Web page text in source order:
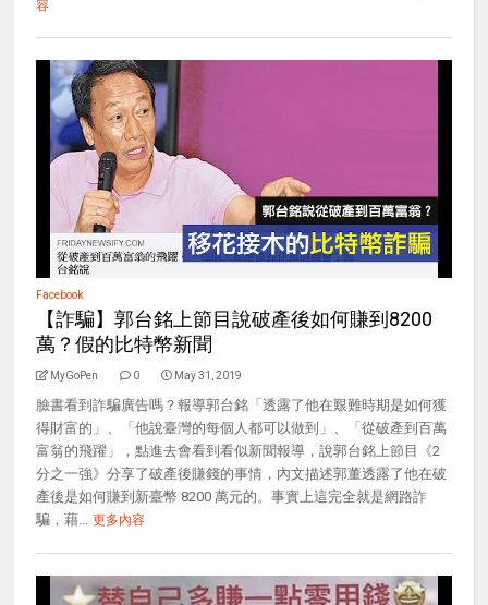
容
Facebook
【詐騙】郭台銘上節目說破產後如何賺到8200
萬？假的比特幣新聞
MyGoPen 0 May 31, 2019
臉書看到詐騙廣告嗎？報導郭台銘「透露了他在艱難時期是如何獲
得財富的」、「他說臺灣的每個人都可以做到」、「從破產到百萬
富翁的飛躍」，點進去會看到看似新聞報導，說郭台銘上節目《2
分之一強》分享了破產後賺錢的事情，內文描述郭董透露了他在破
產後是如何賺到新臺幣 8200 萬元的。事實上這完全就是網路詐
騙，藉... 更多內容